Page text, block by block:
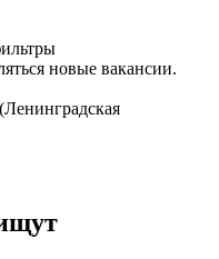
новые вакансии.